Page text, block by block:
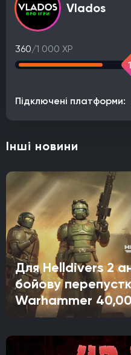
Vlados
360/1 000 XP
Підключені платформи:
Інші новини
Для Helldivers 2
бойову
Warhammer